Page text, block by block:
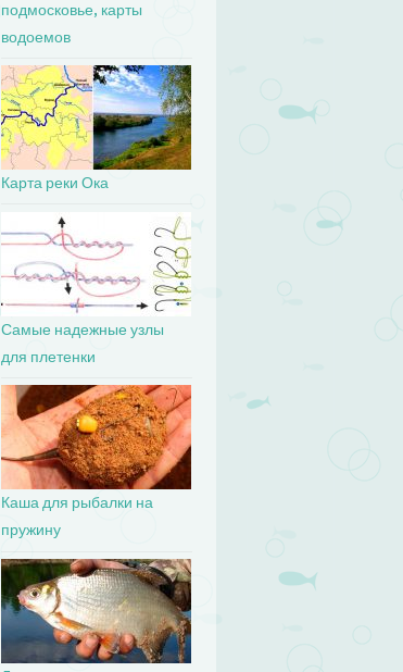
подмосковье, карты
водоемов
Карта реки Ока
Самые надежные узлы
для плетенки
Каша для рыбалки на
пружину